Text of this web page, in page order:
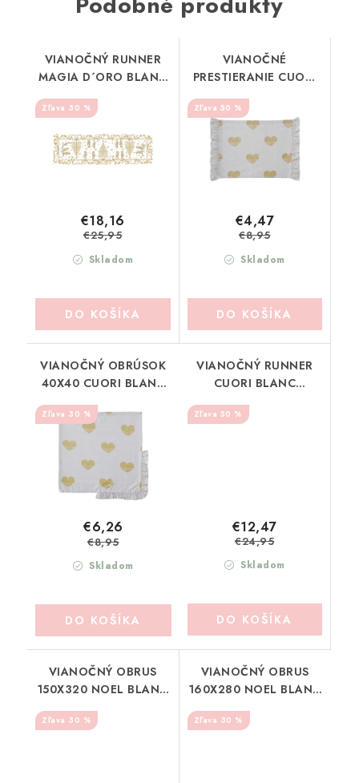
VIANOČNÝ RUNNER
MAGIA D´ORO BLANC
MARICLO (A39153)
30 %
Skladom
€18,16
€25,95
DO KOŠÍKA
VIANOČNÉ
PRESTIERANIE CUORI
BLANC MARICLO
(A38617)
50 %
Skladom
€4,47
€8,95
DO KOŠÍKA
VIANOČNÝ OBRÚSOK
40X40 CUORI BLANC
30 %
Skladom
€6,26
€8,95
DO KOŠÍKA
VIANOČNÝ RUNNER
CUORI BLANC
50 %
Skladom
€12,47
€24,95
DO KOŠÍKA
VIANOČNÝ OBRUS
150X320 NOEL BLANC
MARICLO (A38322)
30 %
VIANOČNÝ OBRUS
160X280 NOEL BLANC
MARICLO (A38323)
30 %